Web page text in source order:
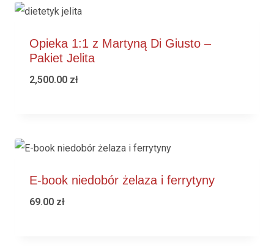
Opieka 1:1 z Martyną Di Giusto –
Pakiet Jelita
2,500.00 zł
E-book niedobór żelaza i ferrytyny
69.00 zł